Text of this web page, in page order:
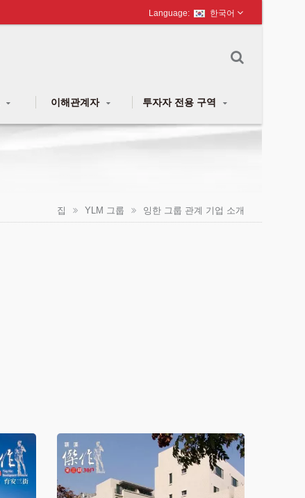
한국어
이해관계자 투자자 전용 구역
집 YLM 그룹 잉한 그룹 관계 기업 소개